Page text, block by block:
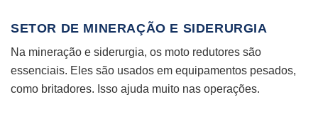
SETOR DE MINERAÇÃO E SIDERURGIA
Na mineração e siderurgia, os moto redutores são
essenciais. Eles são usados em equipamentos pesados,
como britadores. Isso ajuda muito nas operações.